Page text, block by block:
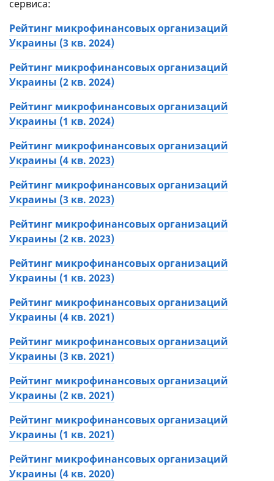
поставленные вопросы.
Четвертое. Мы занижали место в рейтинге,
если на сайте одна и та же информация
указано, что максимальная сумма кредита
составляет 15000 гривен, а в другом — 10000.
Пятое. Если две компании набрали одинаковое
количество баллов, то выше в рейтинге будет
лояльности.
Шестое. Если две компании набрали
одинаковое количество баллов, то выше в
рейтинге будет стоять та, у которой более
Мы постоянно обновляем этот рейтинг.
Посколькуновые МФО 2025
наверняка появятся, значит — мы оценим
качество и их услуг.
Вниманию представителей МФО: если ваша
компания имеет лицензию НБУ, кредитует онлайн
рейтинге, а вы хотите подать заявку на участие,
напишите нам наinfo@mail.finance.ua
ссылку на этот рейтинг, на сайт МФО,
юридическое название и код ЕГРПОУ компании.
сервиса:
Рейтинг микрофинансовых организаций
Украины (3 кв. 2024)
Рейтинг микрофинансовых организаций
Украины (2 кв. 2024)
Рейтинг микрофинансовых организаций
Украины (1 кв. 2024)
Рейтинг микрофинансовых организаций
Украины (4 кв. 2023)
Рейтинг микрофинансовых организаций
Украины (3 кв. 2023)
Рейтинг микрофинансовых организаций
Украины (2 кв. 2023)
Рейтинг микрофинансовых организаций
Украины (1 кв. 2023)
Рейтинг микрофинансовых организаций
Украины (4 кв. 2021)
Рейтинг микрофинансовых организаций
Украины (3 кв. 2021)
Рейтинг микрофинансовых организаций
Украины (2 кв. 2021)
Рейтинг микрофинансовых организаций
Украины (1 кв. 2021)
Рейтинг микрофинансовых организаций
Украины (4 кв. 2020)